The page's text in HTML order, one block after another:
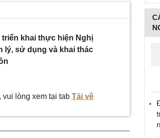
triển khai thực hiện Nghị
lý, sử dụng và khai thác
vui lòng xem tại tab Tải về